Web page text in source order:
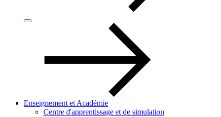
Enseignement et Académie
Centre d'apprentissage et de simulation